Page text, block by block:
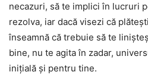
necazuri, să te implici în lucruri
rezolva, iar dacă visezi că
înseamnă că trebuie să te
bine, nu te agita în zadar,
inițială și pentru tine.